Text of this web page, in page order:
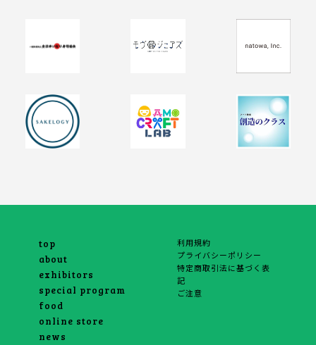
top
about
exhibitors
special program
food
online store
news
利用規約
プライバシーポリシー
特定商取引法に基づく表
記
ご注意